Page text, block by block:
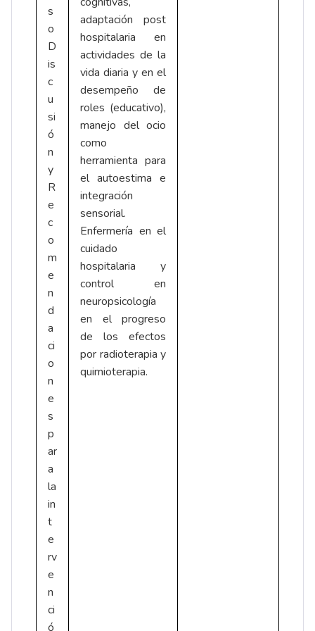
s
o
D
is
c
u
si
ó
n
y
R
e
c
o
m
e
n
d
a
ci
o
n
e
s
p
ar
a
la
in
t
e
rv
e
n
ci
ó
adaptación post
hospitalaria en
actividades de la
vida diaria y en el
desempeño de
roles (educativo),
manejo del ocio
como
herramienta para
el autoestima e
integración
sensorial.
Enfermería en el
cuidado
hospitalaria y
control en
neuropsicología
en el progreso
de los efectos
por radioterapia y
quimioterapia.